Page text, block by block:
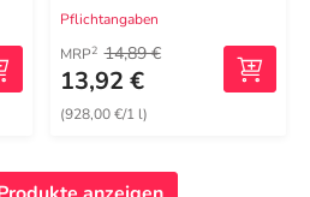
Pflichtangaben
MRP2 14,89 €
13,92 €
(928,00 €/1 l)